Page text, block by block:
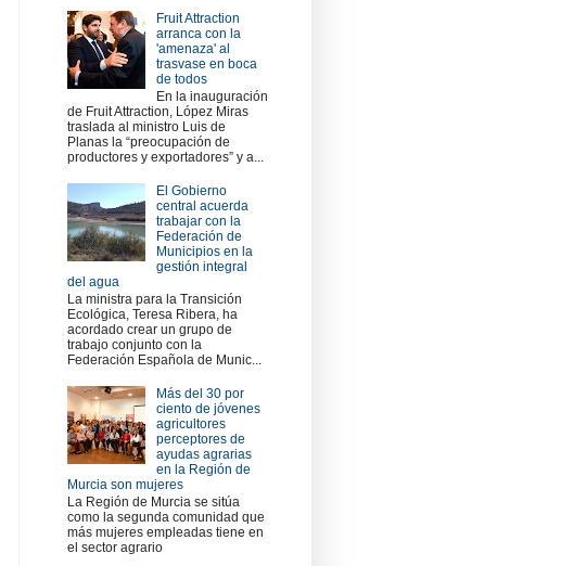
Fruit Attraction
arranca con la
'amenaza' al
trasvase en boca
de todos
En la inauguración
de Fruit Attraction, López Miras
traslada al ministro Luis de
Planas la “preocupación de
productores y exportadores” y a...
El Gobierno
central acuerda
trabajar con la
Federación de
Municipios en la
gestión integral
del agua
La ministra para la Transición
Ecológica, Teresa Ribera, ha
acordado crear un grupo de
trabajo conjunto con la
Federación Española de Munic...
Más del 30 por
ciento de jóvenes
agricultores
perceptores de
ayudas agrarias
en la Región de
Murcia son mujeres
La Región de Murcia se sitúa
como la segunda comunidad que
más mujeres empleadas tiene en
el sector agrario